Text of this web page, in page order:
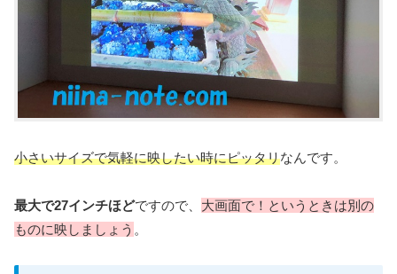
小さいサイズで気軽に映したい時にピッタリなんです。
最大で27インチほどですので、 大画面で！というときは別の
ものに映しましょう 。